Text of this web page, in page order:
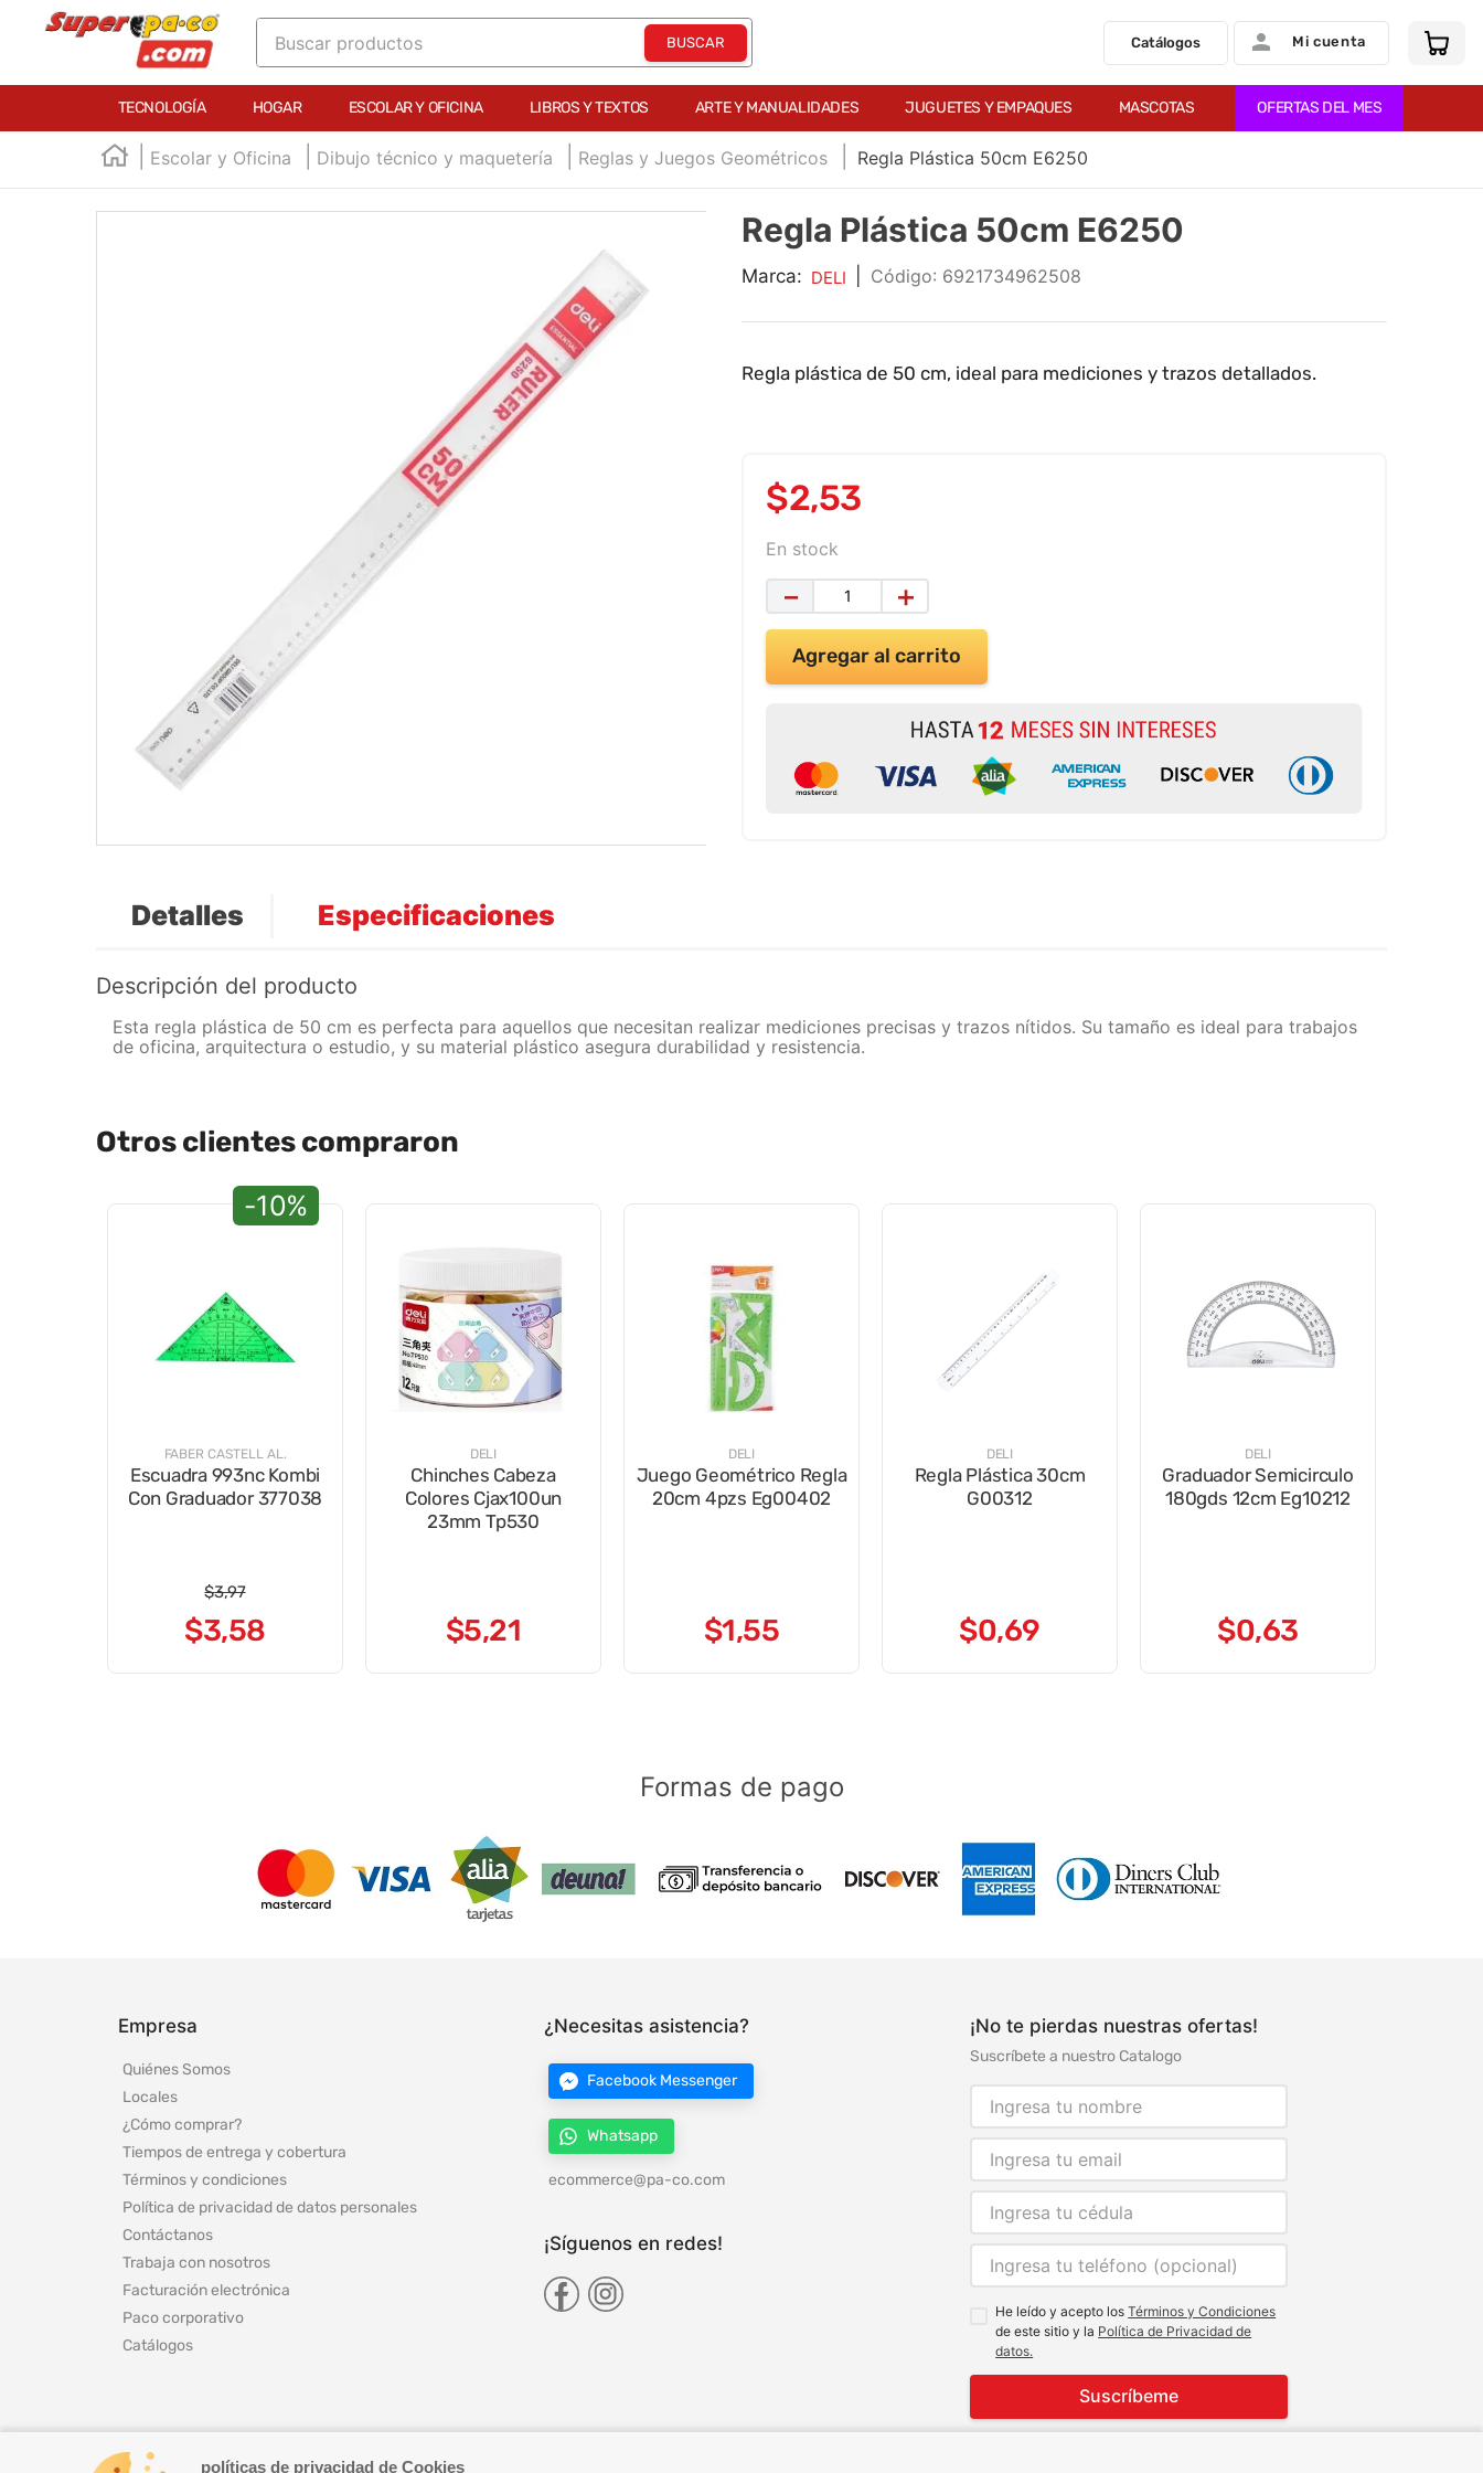
Buscar productos
Catálogos Mi cuenta
TECNOLOGÍA HOGAR ESCOLAR Y OFICINA LIBROS Y TEXTOS ARTE Y MANUALIDADES JUGUETES Y EMPAQUES MASCOTAS OFERTAS DEL MES
políticas de privacidad de Cookies
Escolar y Oficina Dibujo técnico y maquetería Reglas y Juegos Geométricos Regla Plástica 50cm E6250
Regla Plástica 50cm E6250
Marca: DELI : 6921734962508
Regla plástica de 50 cm, ideal para mediciones y trazos detallados.
$2,53
En stock
＋
－
Agregar al carrito
Detalles Especificaciones
Descripción del producto
Esta regla plástica de 50 cm es perfecta para aquellos que necesitan realizar mediciones precisas y trazos nítidos. Su tamaño es ideal para trabajos
de oficina, arquitectura o estudio, y su material plástico asegura durabilidad y resistencia.
Otros clientes compraron
-10%
FABER CASTELL AL.
Escuadra 993nc Kombi
Con Graduador 377038
$3,97
$3,58
DELI
Chinches Cabeza
Colores Cjax100un
23mm Tp530
$5,21
DELI
Juego Geométrico Regla
20cm 4pzs Eg00402
$1,55
DELI
Regla Plástica 30cm
G00312
$0,69
DELI
Graduador Semicirculo
180gds 12cm Eg10212
$0,63
Formas de pago
Empresa
Quiénes Somos
Locales
¿Cómo comprar?
Tiempos de entrega y cobertura
Términos y condiciones
Política de privacidad de datos personales
Contáctanos
Trabaja con nosotros
Facturación electrónica
Paco corporativo
Catálogos
¿Necesitas asistencia?
Facebook Messenger
Whatsapp
ecommerce@pa-co.com
¡Síguenos en redes!
¡No te pierdas nuestras ofertas!
Suscríbete a nuestro Catalogo
He leído y acepto losTérminos y Condiciones
de este sitio y la Política de Privacidad de
datos.
Suscríbeme
TÉRMINOS MÁS BUSCADOS
2.
marcador e300